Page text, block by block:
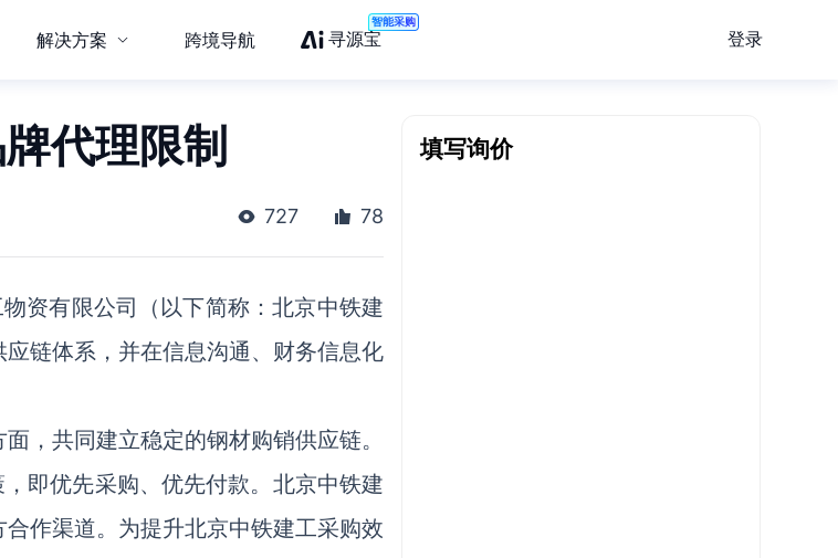
解决方案 跨境导航 寻源宝
智能采购
登录
代理限制
727 78
资有限公司（以下简称：北京中铁建
链体系，并在信息沟通、财务信息化
，共同建立稳定的钢材购销供应链。
即优先采购、优先付款。北京中铁建
作渠道。为提升北京中铁建工采购效
填写询价